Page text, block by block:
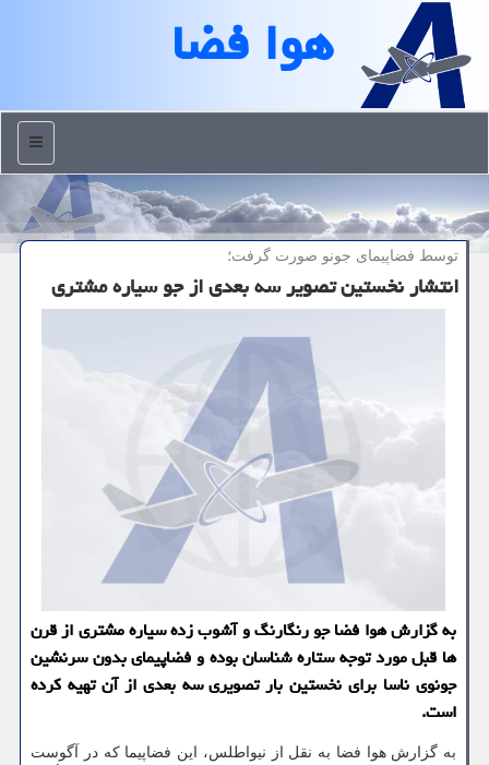
هوا فضا
منو
توسط فضاپیمای جونو صورت گرفت؛
انتشار نخستین تصویر سه بعدی از جو سیاره مشتری
به گزارش هوا فضا جو رنگارنگ و آشوب زده سیاره مشتری از قرن
ها قبل مورد توجه ستاره شناسان بوده و فضاپیمای بدون سرنشین
جونوی ناسا برای نخستین بار تصویری سه بعدی از آن تهیه کرده
است.
به گزارش هوا فضا به نقل از نیواطلس، این فضاپیما که در آگوست